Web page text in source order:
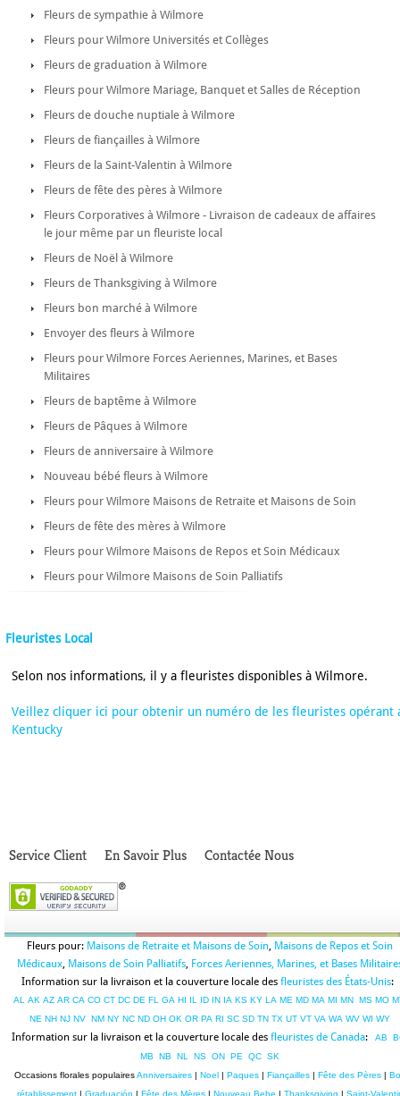
Fleurs de sympathie à Wilmore
Fleurs pour Wilmore Universités et Collèges
Fleurs de graduation à Wilmore
Fleurs pour Wilmore Mariage, Banquet et Salles de Réception
Fleurs de douche nuptiale à Wilmore
Fleurs de fiançailles à Wilmore
Fleurs de la Saint-Valentin à Wilmore
Fleurs de fête des pères à Wilmore
Fleurs Corporatives à Wilmore - Livraison de cadeaux de affaires
le jour même par un fleuriste local
Fleurs de Noël à Wilmore
Fleurs de Thanksgiving à Wilmore
Fleurs bon marché à Wilmore
Envoyer des fleurs à Wilmore
Fleurs pour Wilmore Forces Aeriennes, Marines, et Bases
Militaires
Fleurs de baptême à Wilmore
Fleurs de Pâques à Wilmore
Fleurs de anniversaire à Wilmore
Nouveau bébé fleurs à Wilmore
Fleurs pour Wilmore Maisons de Retraite et Maisons de Soin
Fleurs de fête des mères à Wilmore
Fleurs pour Wilmore Maisons de Repos et Soin Médicaux
Fleurs pour Wilmore Maisons de Soin Palliatifs
Fleuristes Local
Selon nos informations, il y a fleuristes disponibles à Wilmore.
Veillez cliquer ici pour obtenir un numéro de les fleuristes opérant
Kentucky
Service Client En Savoir Plus Contactée Nous
Fleurs pour: Maisons de Retraite et Maisons de Soin, Maisons de Repos et Soin
Médicaux, Maisons de Soin Palliatifs, Forces Aeriennes, Marines, et Bases
Information sur la livraison et la couverture locale des fleuristes des États-Unis:
AL AK AZ AR CA CO CT DC DE FL GA HI IL ID IN IA KS KY LA ME MD MA MI MN MS MO
NE NH NJ NV NM NY NC ND OH OK OR PA RI SC SD TN TX UT VT VA WA WV WI WY
Information sur la livraison et la couverture locale des fleuristes de Canada: AB
MB
NB NL NS ON PE QC SK
Occasions florales populairesAnniversaires| Noel| Paques| Fiançailles| Fête des Pères|
rétablissement| Graduación | Fête des Mères| Nouveau Bebe | Thanksgiving | Saint-